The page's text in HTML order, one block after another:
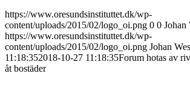
https://www.oresundsinstituttet.dk/wp-
content/uploads/2015/02/logo_oi.png 0 0 Johan
https://www.oresundsinstituttet.dk/wp-
content/uploads/2015/02/logo_oi.png Johan
11:18:352018-10-27 11:18:35Forum hotas av
åt bostäder